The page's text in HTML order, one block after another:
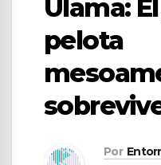
Ulama:
pelota
Por